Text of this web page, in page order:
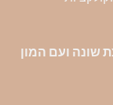
שונה ועם המון